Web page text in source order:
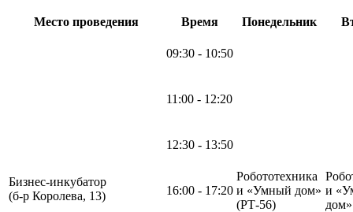
Место проведения Время Понедельник
Бизнес-инкубатор
(б-р Королева, 13)
09:30 - 10:50
11:00 - 12:20
12:30 - 13:50
16:00 - 17:20
Робототехника
и «Умный дом»
(РТ-56)
и